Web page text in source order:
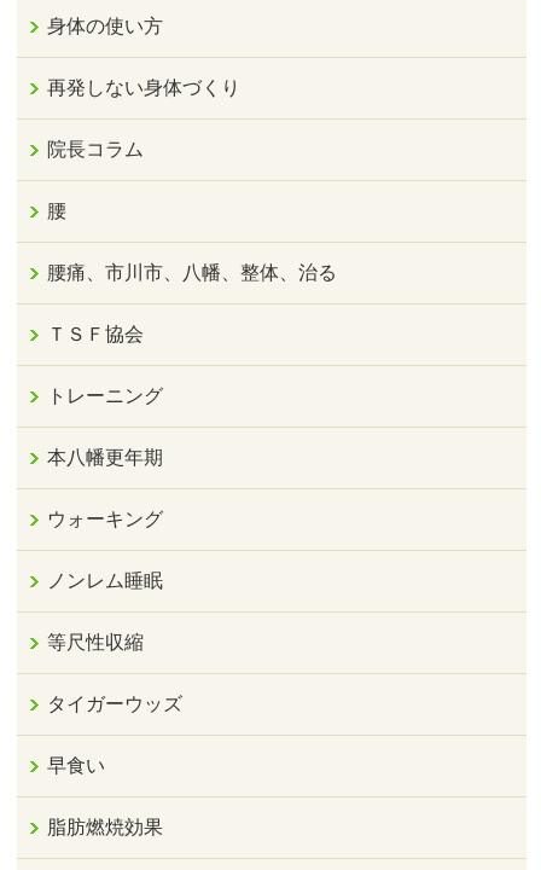
身体の使い方
再発しない身体づくり
院長コラム
腰
腰痛、市川市、八幡、整体、治る
ＴＳＦ協会
トレーニング
本八幡更年期
ウォーキング
ノンレム睡眠
等尺性収縮
タイガーウッズ
早食い
脂肪燃焼効果